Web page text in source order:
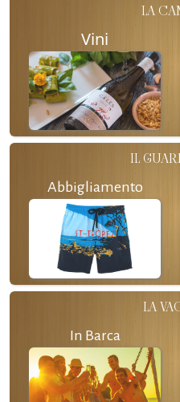
LA
Vini
IL
Abbigliamento
LA
In Barca